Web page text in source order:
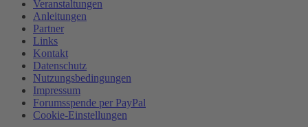
Veranstaltungen
Anleitungen
Partner
Links
Kontakt
Datenschutz
Nutzungsbedingungen
Impressum
Forumsspende per PayPal
Cookie-Einstellungen